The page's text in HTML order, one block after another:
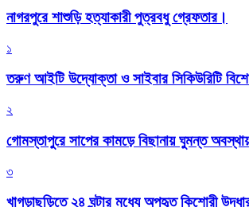
নাগরপুরে শাশুড়ি হত্যাকারী পুত্রবধু গ্রেফতার।
১
তরুণ আইটি উদ্যোক্তা ও সাইবার সিকিউরিটি
২
গোমস্তাপুরে সাপের কামড়ে বিছানায় ঘুমন্ত
৩
খাগড়াছড়িতে ২৪ ঘন্টার মধ্যে অপহৃত কিশোরী